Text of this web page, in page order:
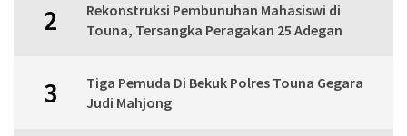
2
Rekonstruksi Pembunuhan Mahasiswi di
Touna, Tersangka Peragakan 25 Adegan
3
Tiga Pemuda Di Bekuk Polres Touna Gegara
Judi Mahjong